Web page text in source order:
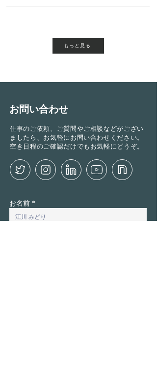
もっと見る
お問い合わせ
仕事のご依頼、ご質問やご相談などがござい
ましたら、お気軽にお問い合わせください。
空き日程のご確認だけでもお気軽にどうぞ。
お名前